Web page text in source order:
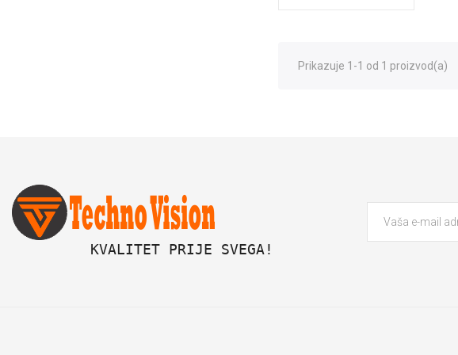
Prikazuje 1-1 od 1 proizvod(a)
KVALITET PRIJE SVEGA!